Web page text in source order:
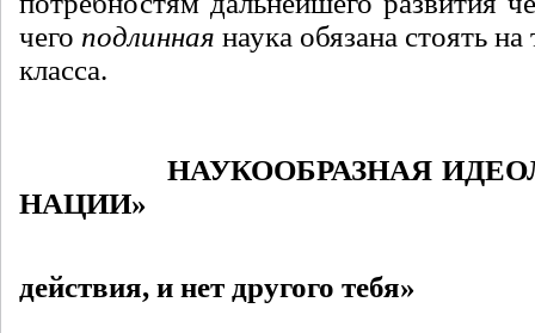
чего подлинная наука обязана стоять
класса.
НАУКООБРАЗНАЯ
НАЦИИ»
действия, и нет другого тебя»